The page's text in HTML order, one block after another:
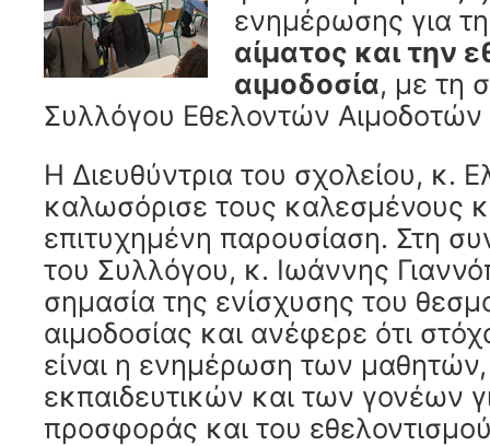
ενημέρωσης για
αίματος και την
αιμοδοσία, με τη
Συλλόγου Εθελοντών Αιμοδοτών
Η Διευθύντρια του σχολείου, κ.
καλωσόρισε τους καλεσμένους
επιτυχημένη παρουσίαση. Στη
του Συλλόγου, κ. Ιωάννης
σημασία της ενίσχυσης του
αιμοδοσίας και ανέφερε ότι
είναι η ενημέρωση των
εκπαιδευτικών και των γονέων
προσφοράς και του